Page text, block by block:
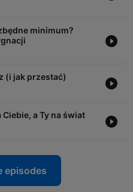
minimum?
(i jak przestać)
a Ty na świat
episodes